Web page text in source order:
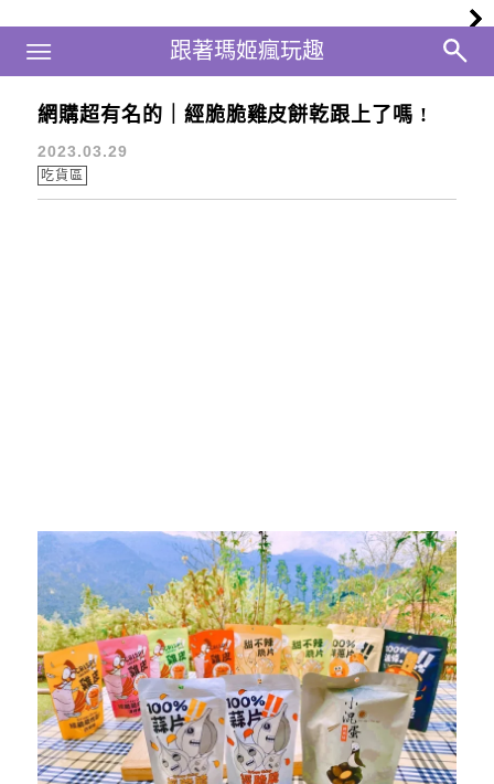
跟著瑪姬瘋玩趣
跟著瑪姬瘋玩趣
Main Menu
台灣零食
網購超有名的｜經脆脆雞皮餅乾跟上了嗎 !
2023.03.29
吃貨區